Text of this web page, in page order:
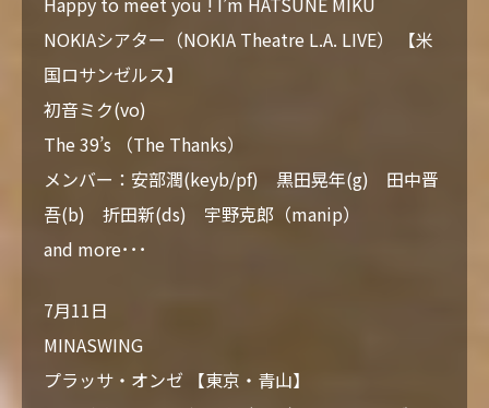
NOKIAシアター（NOKIA Theatre L.A. LIVE） 【米
国ロサンゼルス】
初音ミク(vo)
The 39’s （The Thanks）
メンバー：安部潤(keyb/pf) 黒田晃年(g) 田中晋
吾(b) 折田新(ds) 宇野克郎（manip）
and more･･･
7月11日
MINASWING
プラッサ・オンゼ 【東京・青山】